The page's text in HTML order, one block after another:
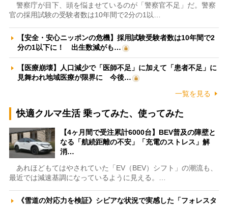
警察庁が目下、頭を悩ませているのが「警察官不足」だ。警察
官の採用試験の受験者数は10年間で2分の1以…
【安全・安心ニッポンの危機】採用試験受験者数は10年間で2
分の1以下に！ 出生数減がも…
【医療崩壊】人口減少で「医師不足」に加えて「患者不足」に
見舞われ地域医療が限界に 今後…
一覧を見る
快適クルマ生活 乗ってみた、使ってみた
【4ヶ月間で受注累計6000台】BEV普及の障壁と
なる「航続距離の不安」「充電のストレス」解
消…
あれほどもてはやされていた「EV（BEV）シフト」の潮流も、
最近では減速基調になっているように見える。…
《雪道の対応力を検証》シビアな状況で実感した「フォレスタ